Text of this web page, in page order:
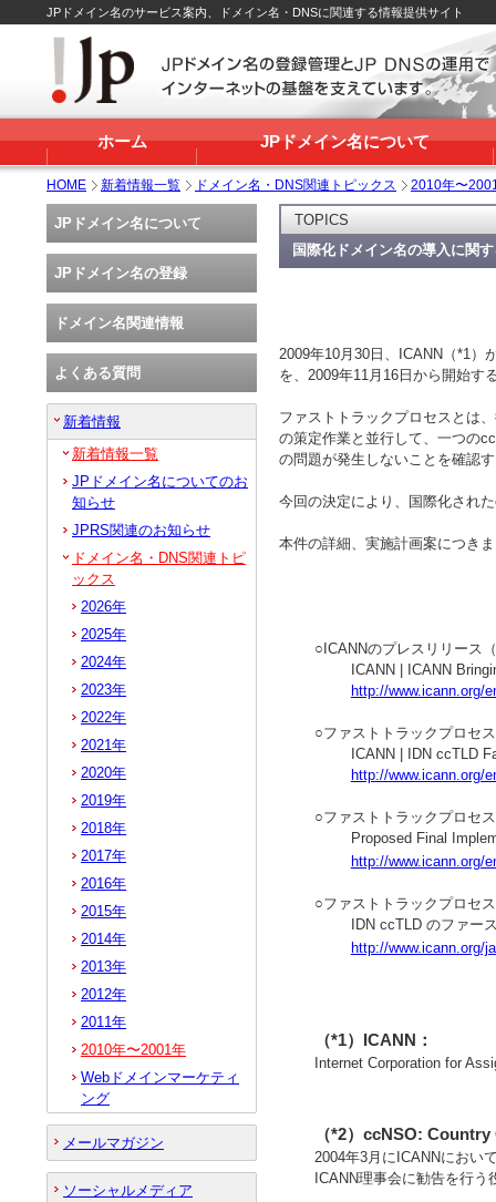
JPドメイン名のサービス案内、ドメイン名・DNSに関連する情報提供サイト
ホーム JPドメイン名について
HOME 新着情報一覧 ドメイン名・DNS関連トピックス 2010年〜
TOPICS
国際化ドメイン名の導入に関
2009年10月30日、ICANN（*1
を、2009年11月16日から開始す
ファストトラックプロセスとは
の策定作業と並行して、一つの
の問題が発生しないことを確認
今回の決定により、国際化され
本件の詳細、実施計画案につき
○ICANNのプレスリリース
ICANN | ICANN
http://www.icann.org/
○ファストトラックプロセ
ICANN | IDN ccTLD
http://www.icann.org/
○ファストトラックプロセ
Proposed Final
http://www.icann.org/
○ファストトラックプロセ
IDN ccTLD のファー
http://www.icann.org/
（*1）ICANN：
Internet Corporation for
（*2）ccNSO:
2004年3月にICANNにおい
ICANN理事会に勧告を行
JPドメイン名について
JPドメイン名の登録
ドメイン名関連情報
よくある質問
新着情報
新着情報一覧
JPドメイン名についてのお
知らせ
JPRS関連のお知らせ
ドメイン名・DNS関連トピ
ックス
2026年
2025年
2024年
2023年
2022年
2021年
2020年
2019年
2018年
2017年
2016年
2015年
2014年
2013年
2012年
2011年
2010年〜2001年
Webドメインマーケティ
ング
メールマガジン
ソーシャルメディア